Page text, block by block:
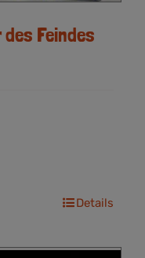
Feindes
Details